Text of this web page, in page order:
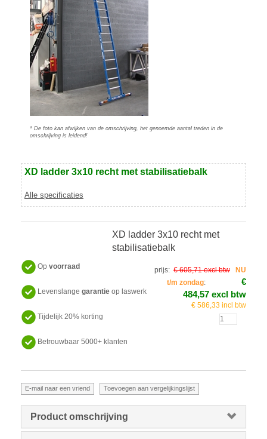
* De foto kan afwijken van de omschrijving, het genoemde aantal treden in de
omschrijving is leidend!
XD ladder 3x10 recht met stabilisatiebalk
Alle specificaties
XD ladder 3x10 recht met
stabilisatiebalk
Op voorraad
Levenslange garantie op laswerk
Tijdelijk 20% korting
Betrouwbaar 5000+ klanten
prijs: € 605,71 excl btw
NU
t/m zondag:
€
484,57 excl btw
€ 586,33 incl btw
Product omschrijving